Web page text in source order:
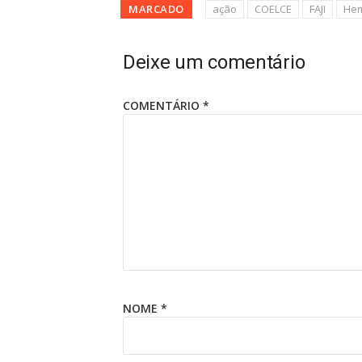
MARCADO
ação COELCE FAJI
Deixe um comentário
COMENTÁRIO *
NOME *